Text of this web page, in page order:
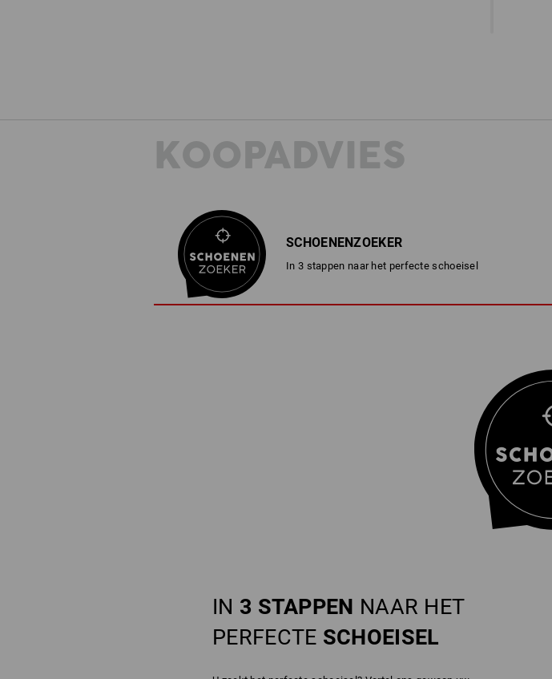
KOOPADVIES
SCHOENENZOEKER
In 3 stappen naar het perfecte schoeisel
IN 3 STAPPEN NAAR HET
PERFECTE SCHOEISEL